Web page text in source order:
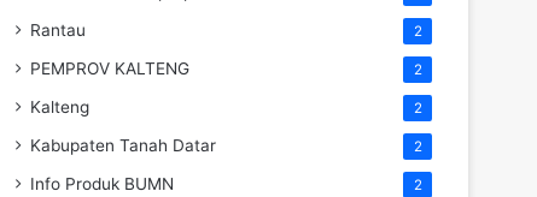
Rantau 2
PEMPROV KALTENG 2
Kalteng 2
Kabupaten Tanah Datar 2
Info Produk BUMN 2